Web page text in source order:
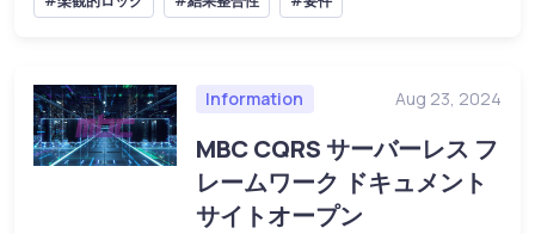
Information Aug 23, 2024
MBC CQRS サーバーレス フ
レームワーク ドキュメント
サイトオープン